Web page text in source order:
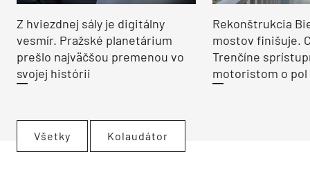
Z hviezdnej sály je digitálny
vesmír. Pražské planetárium
prešlo najväčšou premenou vo
svojej histórii
Rekonštrukcia
mostov finišuje.
Trenčíne
motoristom o pol
Všetky Kolaudátor